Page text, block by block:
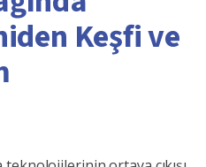
Keşfi ve